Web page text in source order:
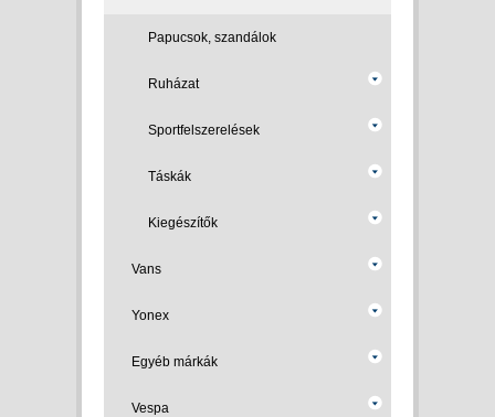
Papucsok, szandálok
Ruházat
Sportfelszerelések
Táskák
Kiegészítők
Vans
Yonex
Egyéb márkák
Vespa